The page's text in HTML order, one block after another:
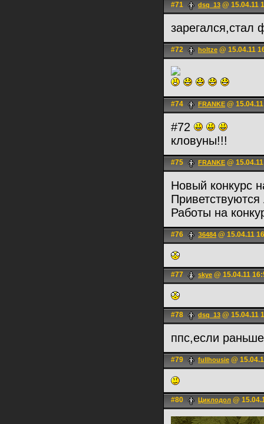
#71 dsq_13 @ 15.04.11
зарегался,стал
#72 holtze @ 15.04.11
#74 FRANKE @
#72
кловуны!!!
#75 FRANKE @
Новый конкурс
Работы на
#76 З6484 @ 15.04.11
#77 skye @ 15.04.11
#78 dsq_13 @ 15.04.11
ппс,если
#79 fullhousie @
#80 Циклодол @